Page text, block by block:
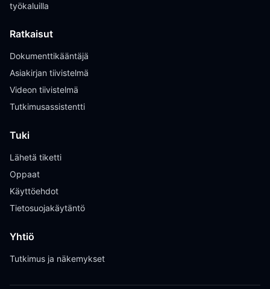
työkaluilla
Ratkaisut
Dokumenttikääntäjä
Asiakirjan tiivistelmä
Videon tiivistelmä
Tutkimusassistentti
Tuki
Lähetä tiketti
Oppaat
Käyttöehdot
Tietosuojakäytäntö
Yhtiö
Tutkimus ja näkemykset